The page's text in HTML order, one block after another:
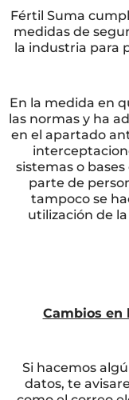
Fértil Suma
medidas de
la industria para
En la medida en
las normas y ha
en el apartado
sistemas o
parte de
tampoco se
utilización de
Cambios en
Si hacemos
datos, te